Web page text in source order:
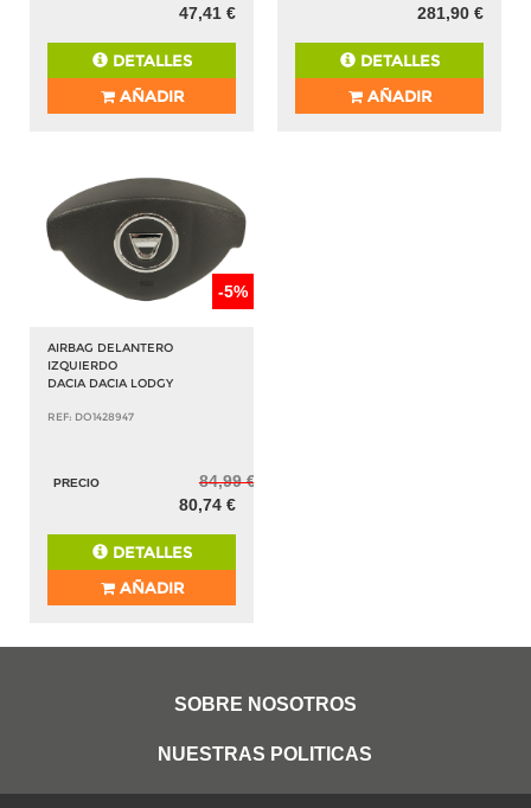
47,41 €
DETALLES
AÑADIR
281,90 €
DETALLES
AÑADIR
-5%
AIRBAG DELANTERO
IZQUIERDO
DACIA DACIA LODGY
REF: DO1428947
PRECIO
84,99 €
80,74 €
DETALLES
AÑADIR
SOBRE NOSOTROS
NUESTRAS POLITICAS